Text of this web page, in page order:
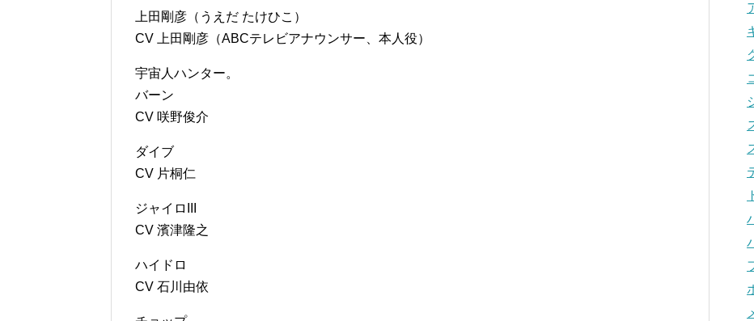
上田剛彦（うえだ たけひこ）
CV 上田剛彦（ABCテレビアナウンサー、本人役）
宇宙人ハンター。
バーン
CV 咲野俊介
ダイブ
CV 片桐仁
ジャイロIII
CV 濱津隆之
ハイドロ
CV 石川由依